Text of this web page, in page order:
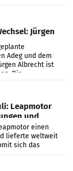
Jürgen
auf Adeg
Adeg und dem
Albrecht ist
Die
und der
Leapmotor
und
Marke
einen
lieferte weltweit
sich das
mehr als